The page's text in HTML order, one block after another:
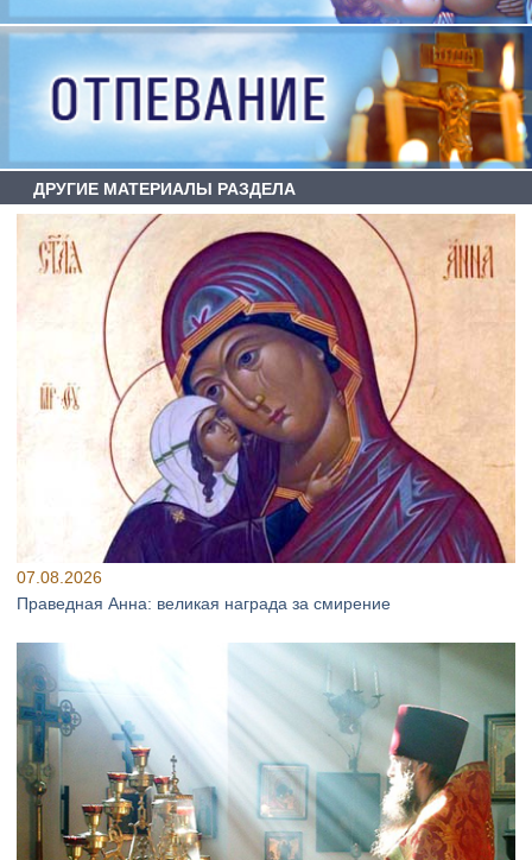
ДРУГИЕ МАТЕРИАЛЫ РАЗДЕЛА
07.08.2026
Праведная Анна: великая награда за смирение